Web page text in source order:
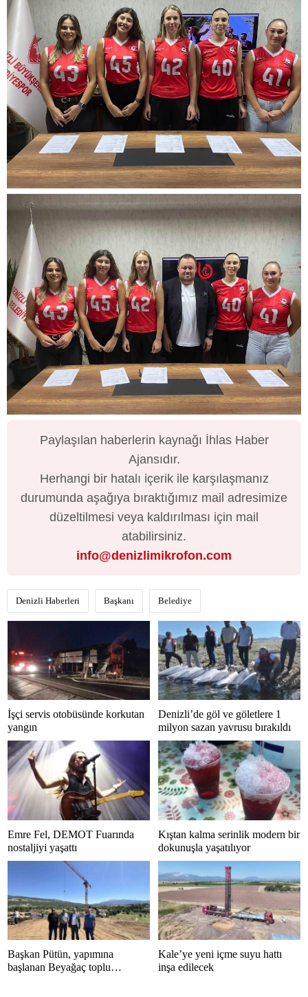
Paylaşılan haberlerin kaynağı İhlas Haber
Ajansıdır.
Herhangi bir hatalı içerik ile karşılaşmanız
durumunda aşağıya bıraktığımız mail adresimize
düzeltilmesi veya kaldırılması için mail
atabilirsiniz.
info@denizlimikrofon.com
Denizli Haberleri Başkanı Belediye
İşçi servis otobüsünde korkutan
yangın
Denizli’de göl ve göletlere 1
milyon sazan yavrusu bırakıldı
Emre Fel, DEMOT Fuarında
nostaljiyi yaşattı
Kıştan kalma serinlik modern bir
dokunuşla yaşatılıyor
Başkan Pütün, yapımına
başlanan Beyağaç toplu
Kale’ye yeni içme suyu hattı
inşa edilecek